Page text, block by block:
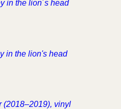
in the lion´s head
in the lion's head
(2018–2019), vinyl